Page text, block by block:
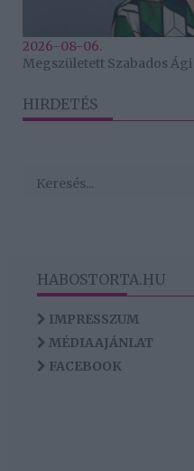
2026-08-06.
Megszületett Szabados
HIRDETÉS
HABOSTORTA.HU
IMPRESSZUM
MÉDIAAJÁNLAT
FACEBOOK